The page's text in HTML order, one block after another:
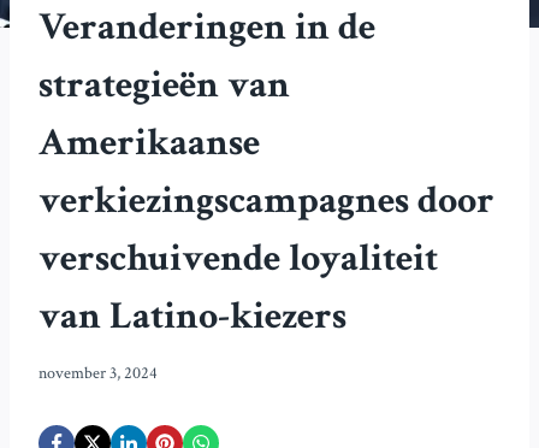
Veranderingen in de
strategieën van
Amerikaanse
verkiezingscampagnes door
verschuivende loyaliteit
van Latino-kiezers
november 3, 2024